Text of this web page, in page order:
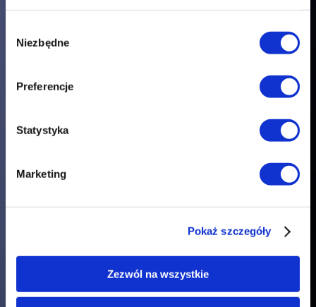
zgody
Niezbędne
Preferencje
Statystyka
Marketing
Pokaż szczegóły
Zezwól na wszystkie
Narodowe Centrum Kultury
W NCKF każdy może czerpać z filmu wiedzę, emocje i
przejawach, a także współtworząc jego teraźniejszość i